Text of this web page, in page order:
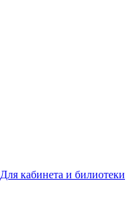
Для кабинета и билиотеки